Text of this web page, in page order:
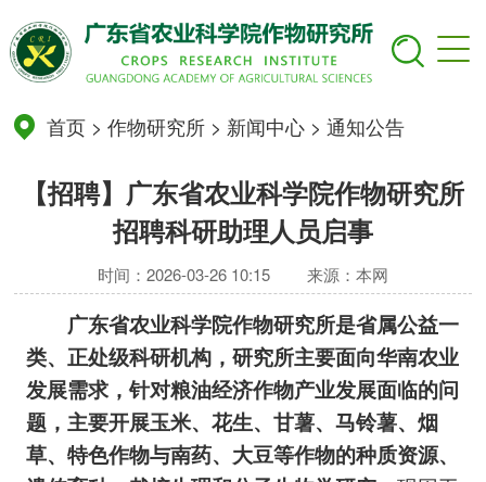
首页 >作物研究所 > 新闻中心 >通知公告
【招聘】广东省农业科学院作物研究所
招聘科研助理人员启事
时间：2026-03-26 10:15 来源：本网
广东省农业科学院作物研究所是省属公益一
类、正处级科研机构，研究所主要面向华南农业
发展需求，针对粮油经济作物产业发展面临的问
题，主要开展玉米、花生、甘薯、马铃薯、烟
草、特色作物与南药、大豆等作物的种质资源、